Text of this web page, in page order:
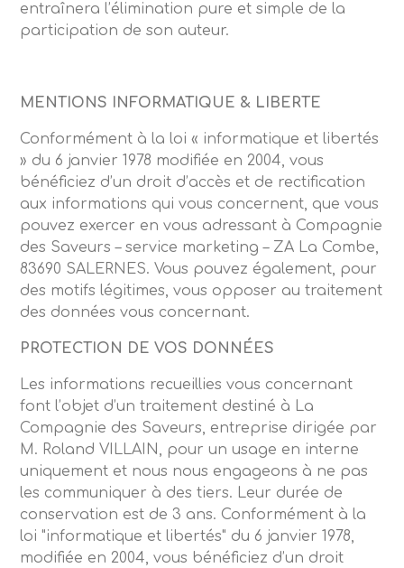
entraînera l’élimination pure et simple de la
participation de son auteur.
MENTIONS INFORMATIQUE & LIBERTE
Conformément à la loi « informatique et libertés
» du 6 janvier 1978 modifiée en 2004, vous
bénéficiez d’un droit d’accès et de rectification
aux informations qui vous concernent, que vous
pouvez exercer en vous adressant à Compagnie
des Saveurs – service marketing – ZA La Combe,
83690 SALERNES. Vous pouvez également, pour
des motifs légitimes, vous opposer au traitement
des données vous concernant.
PROTECTION DE VOS DONNÉES
Les informations recueillies vous concernant
font l’objet d’un traitement destiné à La
Compagnie des Saveurs, entreprise dirigée par
M. Roland VILLAIN, pour un usage en interne
uniquement et nous nous engageons à ne pas
les communiquer à des tiers. Leur durée de
conservation est de 3 ans. Conformément à la
loi "informatique et libertés" du 6 janvier 1978,
modifiée en 2004, vous bénéficiez d’un droit